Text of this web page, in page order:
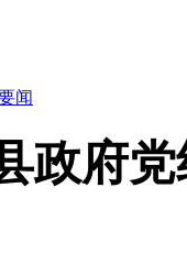
闻
政府